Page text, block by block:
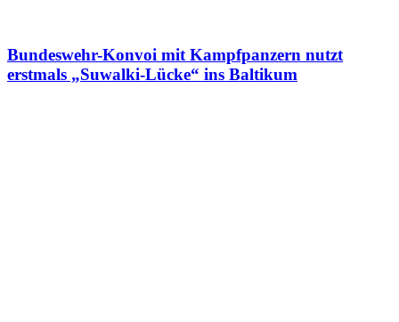
Bundeswehr-Konvoi mit Kampfpanzern nutzt
erstmals „Suwalki-Lücke“ ins Baltikum